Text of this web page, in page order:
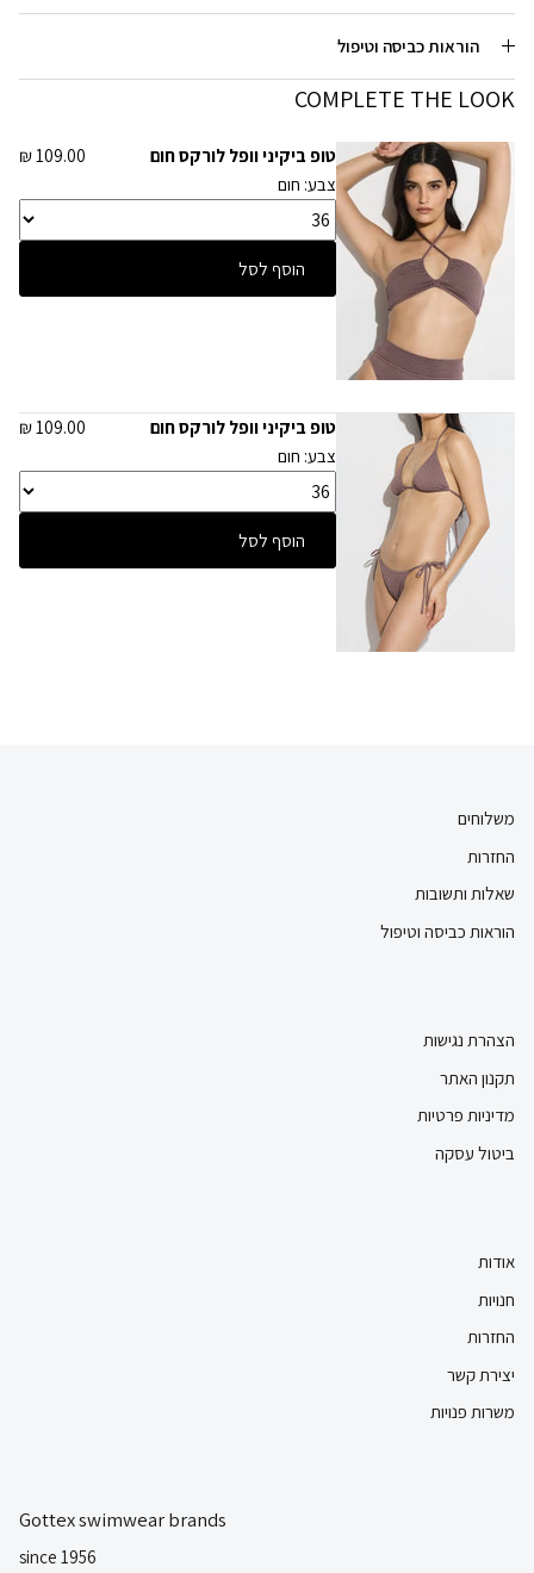
הוראות כביסה וטיפול
COMPLETE THE LOOK
טופ ביקיני וופל לורקס חום
109.00 ₪
צבע: חום
הוסף לסל
טופ ביקיני וופל לורקס חום
109.00 ₪
צבע: חום
הוסף לסל
משלוחים
החזרות
שאלות ותשובות
הוראות כביסה וטיפול
הצהרת נגישות
תקנון האתר
מדיניות פרטיות
ביטול עסקה
אודות
חנויות
החזרות
יצירת קשר
משרות פנויות
Gottex swimwear brands
since 1956